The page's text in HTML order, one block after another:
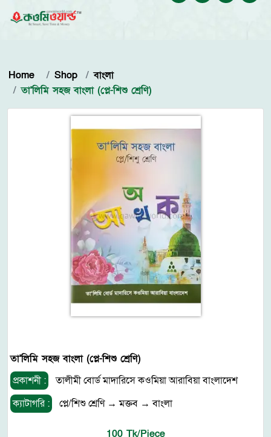
Home Shop
বাংলা
তা'লিমি সহজ বাংলা (প্লে-শিশু শ্রেণি)
তা'লিমি সহজ বাংলা (প্লে-শিশু শ্রেণি)
প্রকাশনী :
তালীমী বোর্ড মাদারিসে কওমিয়া আরাবিয়া বাংলাদেশ
ক্যাটাগরি :
প্লে/শিশু শ্রেণি→মক্তব →বাংলা
100 Tk/Piece